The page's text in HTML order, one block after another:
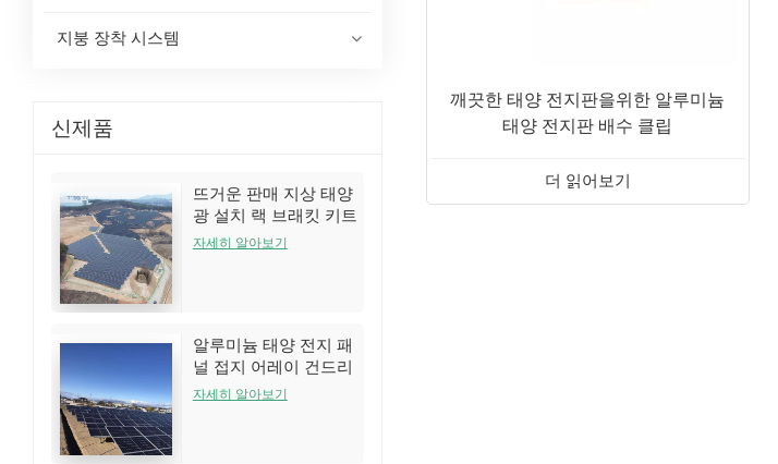
지붕 장착 시스템
신제품
뜨거운 판매 지상 태양
광 설치 랙 브래킷 키트
자세히 알아보기
알루미늄 태양 전지 패
널 접지 어레이 건드리
는 시스템
자세히 알아보기
깨끗한 태양 전지판을위한 알루미늄
태양 전지판 배수 클립
더 읽어보기